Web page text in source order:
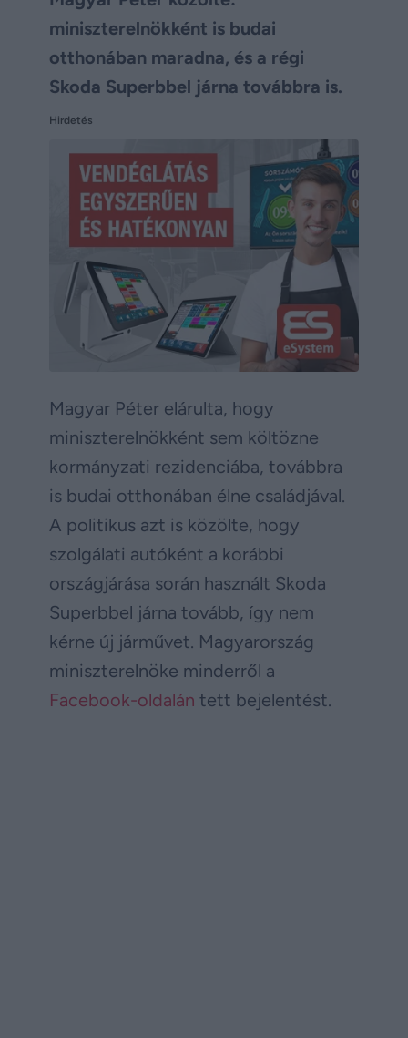
miniszterelnökként is budai
otthonában maradna, és a régi
Skoda Superbbel járna továbbra is.
Hirdetés
Magyar Péter elárulta, hogy
miniszterelnökként sem költözne
kormányzati rezidenciába, továbbra
is budai otthonában élne családjával.
A politikus azt is közölte, hogy
szolgálati autóként a korábbi
országjárása során használt Skoda
Superbbel járna tovább, így nem
kérne új járművet. Magyarország
miniszterelnöke minderről a
Facebook-oldalán tett bejelentést.